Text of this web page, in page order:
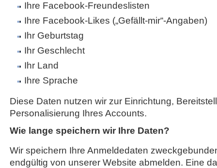
Ihre Facebook-Freundeslisten
Ihre Facebook-Likes („Gefällt-mir“-Angaben)
Ihr Geburtstag
Ihr Geschlecht
Ihr Land
Ihre Sprache
Diese Daten nutzen wir zur Einrichtung,
Personalisierung Ihres Accounts.
Wie lange speichern wir Ihre Daten?
Wir speichern Ihre Anmeldedaten
endgültig von unserer Website abmelden. Eine